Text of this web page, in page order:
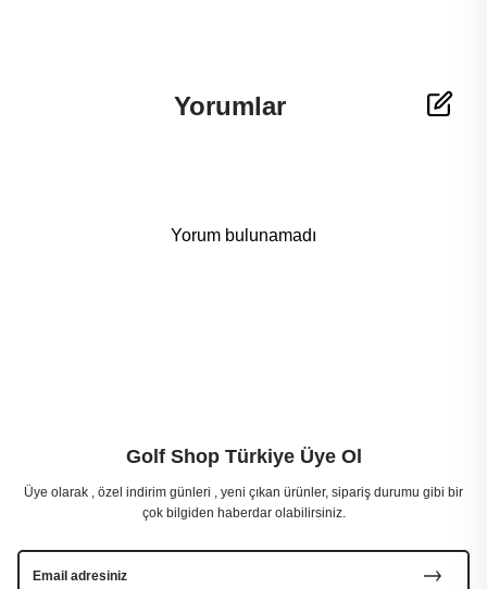
Yorumlar
Yorum bulunamadı
Golf Shop Türkiye Üye Ol
Üye olarak , özel indirim günleri , yeni çıkan ürünler, sipariş durumu gibi bir
çok bilgiden haberdar olabilirsiniz.